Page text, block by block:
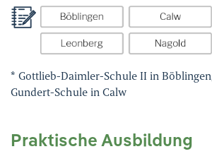
* Gottlieb-Daimler-Schule II in
Gundert-Schule in Calw
Praktische Ausbildung